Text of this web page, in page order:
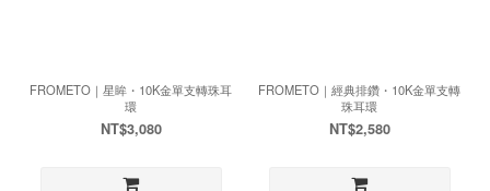
FROMETO｜星眸・10K金單支轉珠耳
環
NT$3,080
FROMETO｜經典排鑽・10K金單支轉
珠耳環
NT$2,580